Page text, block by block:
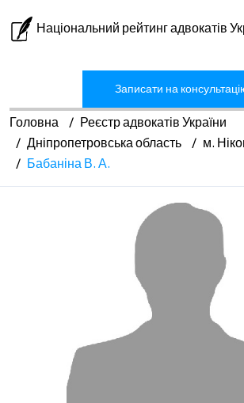
Національний рейтинг адвокатів
Записати на
Головна
Реєстр адвокатів України
Дніпропетровська область
м.
Бабаніна В. А.